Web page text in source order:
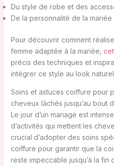
Du style de robe et des
De la personnalité de la
Pour découvrir comment
femme adaptée à la mariée,
précis des techniques et
intégrer ce style au look
Soins et astuces coiffure pour
cheveux lâchés jusqu’au bout
Le jour d’un mariage est
d’activités qui mettent les
crucial d’adopter des soins
coiffure pour garantir que la
reste impeccable jusqu’à la fin